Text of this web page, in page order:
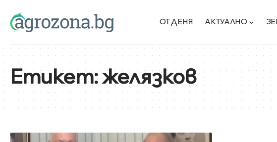
ОТ ДЕНЯ АКТУАЛНО
Етикет:желязков